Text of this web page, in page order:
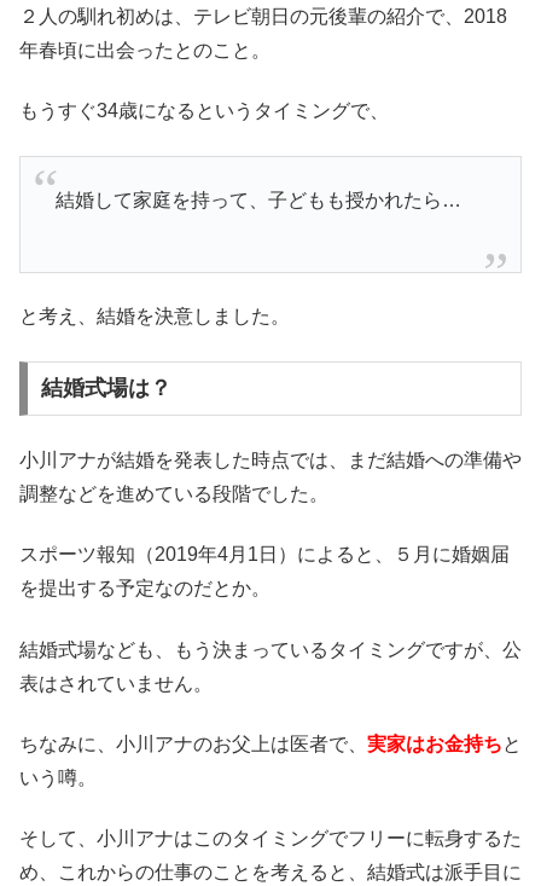
２人の馴れ初めは、テレビ朝日の元後輩の紹介で、2018
年春頃に出会ったとのこと。
もうすぐ34歳になるというタイミングで、
結婚して家庭を持って、子どもも授かれたら…
と考え、結婚を決意しました。
結婚式場は？
小川アナが結婚を発表した時点では、まだ結婚への準備や
調整などを進めている段階でした。
スポーツ報知（2019年4月1日）によると、５月に婚姻届
を提出する予定なのだとか。
結婚式場なども、もう決まっているタイミングですが、公
表はされていません。
ちなみに、小川アナのお父上は医者で、 実家はお金持ちと
いう噂。
そして、小川アナはこのタイミングでフリーに転身するた
め、これからの仕事のことを考えると、結婚式は派手目に